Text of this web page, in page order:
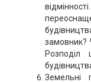
замовник?
Розподіл
Земельні